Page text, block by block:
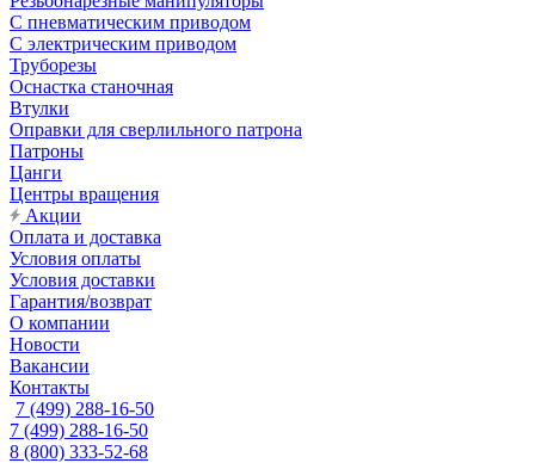
С пневматическим приводом
С электрическим приводом
Труборезы
Оснастка станочная
Втулки
Оправки для сверлильного патрона
Патроны
Цанги
Центры вращения
Акции
Оплата и доставка
Условия оплаты
Условия доставки
Гарантия/возврат
О компании
Новости
Вакансии
Контакты
7 (499) 288-16-50
7 (499) 288-16-50
8 (800) 333-52-68